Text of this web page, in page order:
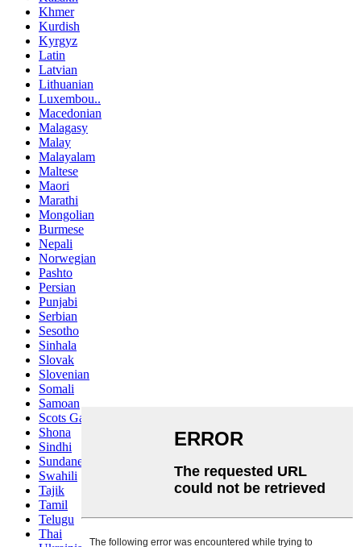
Khmer
Kurdish
Kyrgyz
Latin
Latvian
Lithuanian
Luxembou..
Macedonian
Malagasy
Malay
Malayalam
Maltese
Maori
Marathi
Mongolian
Burmese
Nepali
Norwegian
Pashto
Persian
Punjabi
Serbian
Sesotho
Sinhala
Slovak
Slovenian
Somali
Samoan
Scots Gaelic
Shona
Sindhi
Sundanese
Swahili
Tajik
Tamil
Telugu
Thai